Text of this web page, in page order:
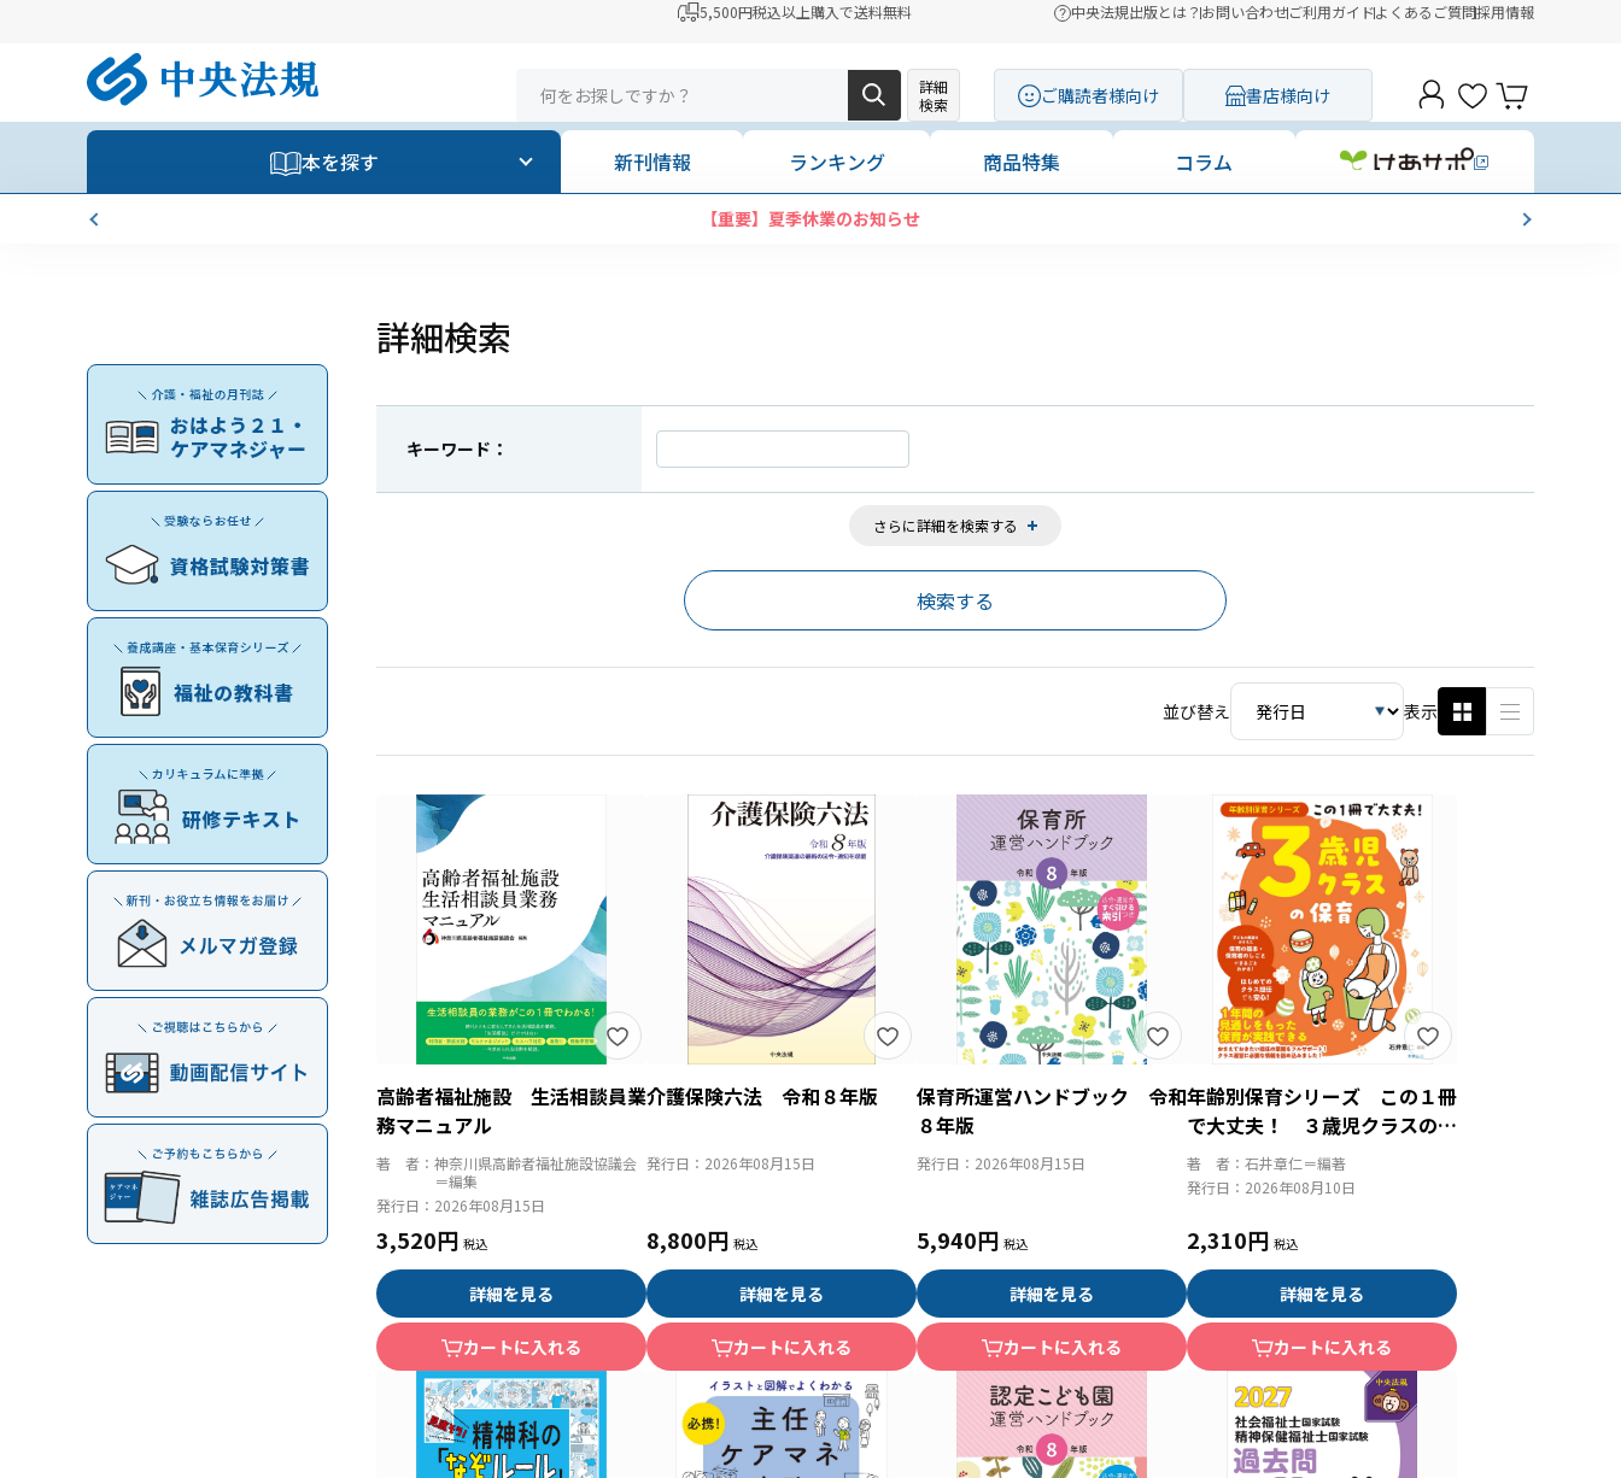
5,500円税込以上購入で送料無料 中央法規出版とは？お問い合わせご利用ガイドよくあるご質問採用情報
詳細
検索
ご購読者様向け 書店様向け
本を探す 新刊情報 ランキング 商品特集 コラム
【重要】夏季休業のお知らせ
詳細検索
キーワード：
さらに詳細を検索する
並び替え 表示
高齢者福祉施設 生活相談員業
務マニュアル
著 者： 神奈川県高齢者福祉施設協議会
＝編集
発行日： 2026年08月15日
3,520円
詳細を見る
カートに入れる
介護保険六法 令和８年版
発行日： 2026年08月15日
8,800円
詳細を見る
カートに入れる
保育所運営ハンドブック 令和
８年版
発行日： 2026年08月15日
5,940円
詳細を見る
カートに入れる
年齢別保育シリーズ この１冊
で大丈夫！ ３歳児クラスの保
育
著 者： 石井章仁＝編著
発行日： 2026年08月10日
2,310円
詳細を見る
カートに入れる